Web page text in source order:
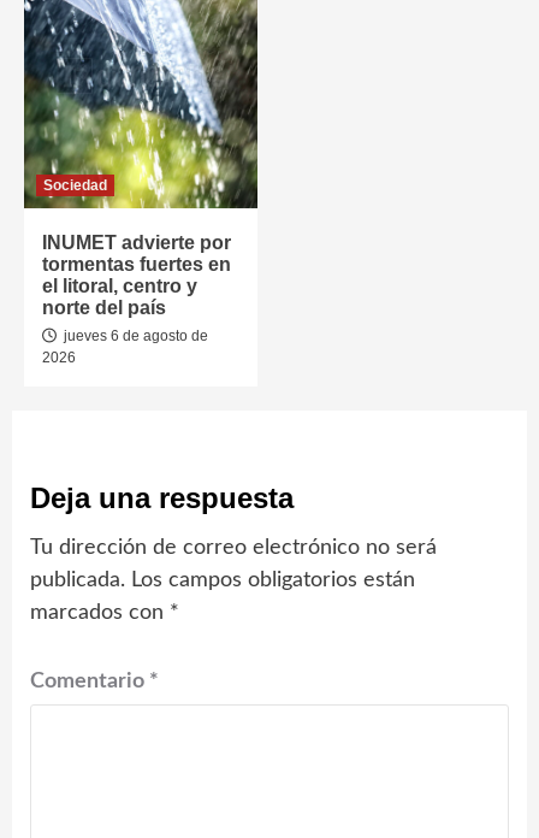
Sociedad
INUMET advierte por
tormentas fuertes en
el litoral, centro y
norte del país
jueves 6 de agosto de
2026
Deja una respuesta
Tu dirección de correo electrónico no será
publicada. Los campos obligatorios están
marcados con *
Comentario *